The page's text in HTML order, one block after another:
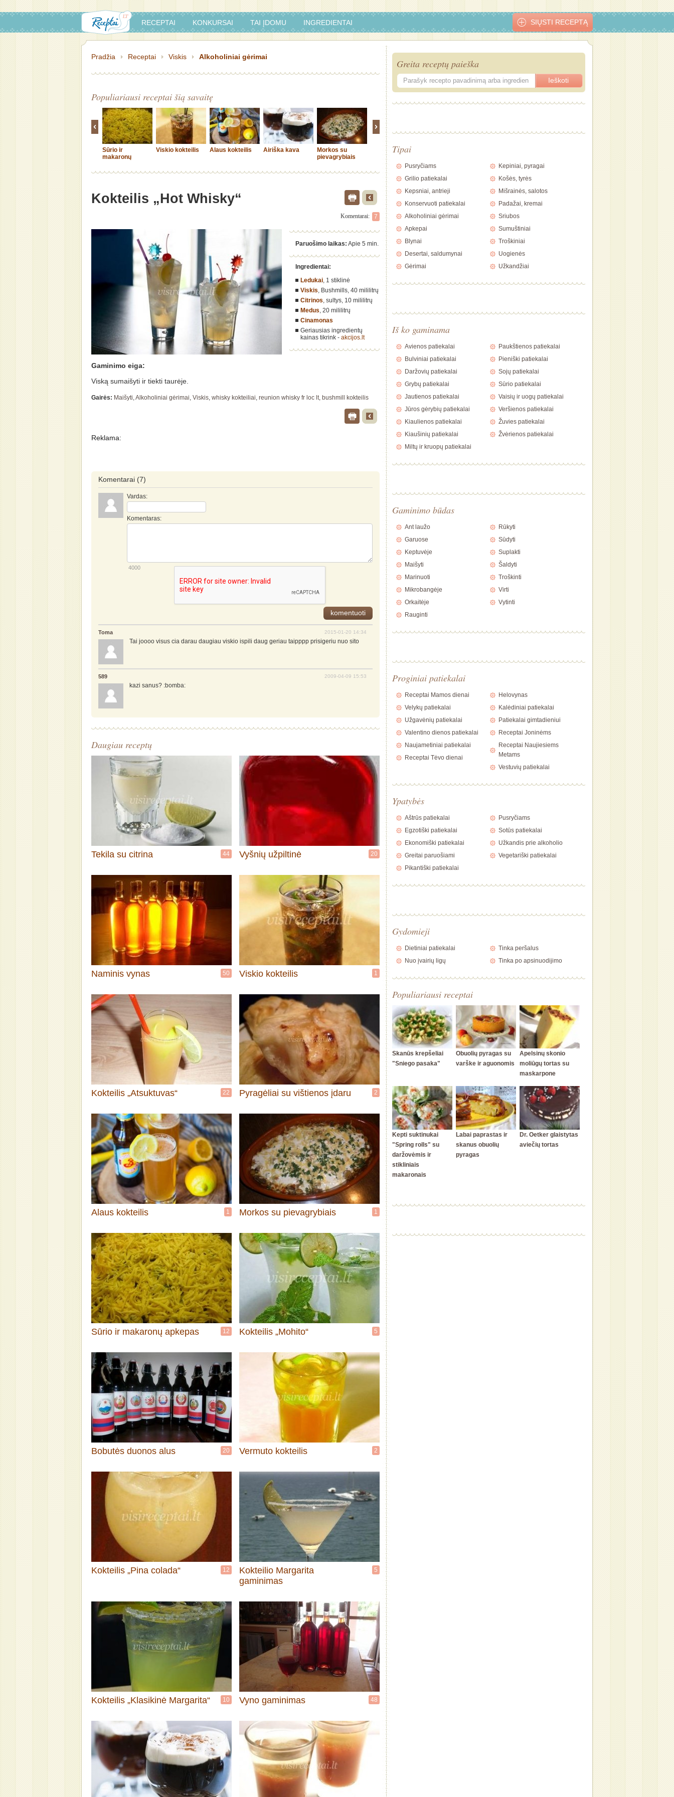
RECEPTAI KONKURSAI TAI ĮDOMU INGREDIENTAI SIŲSTI RECEPTĄ
Pradžia Receptai Viskis Alkoholiniai gėrimai
Populiariausi receptai šią savaitę
Sūrio ir
makaronų
Viskio kokteilis Alaus kokteilis Airiška kava
Morkos su
pievagrybiais
Pyragėliai su
vištienos įdaru
vyno kokteilis
Kokteilis „Hot Whisky“
Komentarai: 7
Gaminimo eiga:
Viską sumaišyti ir tiekti taurėje.
Paruošimo laikas: Apie 5 min.
Ingredientai:
Ledukai, 1 stiklinė
Viskis, Bushmills, 40 mililitrų
Citrinos, sultys, 10 mililitrų
Medus, 20 mililitrų
Cinamonas
Geriausias ingredientų
kainas tikrink - akcijos.lt
Gairės: Maišyti,Alkoholiniai gėrimai, Viskis, whisky kokteiliai, reunion whisky fr loc lt, bushmill kokteilis
Reklama:
Komentarai (7)
Vardas:
Komentaras:
4000
Toma 2015-01-20 14:34
Tai joooo visus cia darau daugiau viskio ispili daug geriau taipppp prisigeriu nuo sito
589 2009-04-09 15:53
kazi sanus? :bomba:
Daugiau receptų
Tekila su citrina 44 Vyšnių užpiltinė 20
Naminis vynas 50 Viskio kokteilis 1
Kokteilis „Atsuktuvas“ 22 Pyragėliai su vištienos įdaru 2
Alaus kokteilis 1 Morkos su pievagrybiais 1
Sūrio ir makaronų apkepas 12 Kokteilis „Mohito“ 5
Bobutės duonos alus 20 Vermuto kokteilis 2
Kokteilis „Pina colada“ 12
Kokteilio Margarita
gaminimas
5
Kokteilis „Klasikinė Margarita“ 10 Vyno gaminimas 48
Greita receptų paieška
Tipai
Pusryčiams
Grilio patiekalai
Kepsniai, antrieji
Konservuoti patiekalai
Alkoholiniai gėrimai
Apkepai
Blynai
Desertai, saldumynai
Gėrimai
Kepiniai, pyragai
Košės, tyrės
Mišrainės, salotos
Padažai, kremai
Sriubos
Sumuštiniai
Troškiniai
Uogienės
Užkandžiai
Iš ko gaminama
Avienos patiekalai
Bulviniai patiekalai
Daržovių patiekalai
Grybų patiekalai
Jautienos patiekalai
Jūros gėrybių patiekalai
Kiaulienos patiekalai
Kiaušinių patiekalai
Miltų ir kruopų patiekalai
Paukštienos patiekalai
Pieniški patiekalai
Sojų patiekalai
Sūrio patiekalai
Vaisių ir uogų patiekalai
Veršienos patiekalai
Žuvies patiekalai
Žvėrienos patiekalai
Gaminimo būdas
Ant laužo
Garuose
Keptuvėje
Maišyti
Marinuoti
Mikrobangėje
Orkaitėje
Rauginti
Rūkyti
Sūdyti
Suplakti
Šaldyti
Troškinti
Virti
Vytinti
Proginiai patiekalai
Receptai Mamos dienai
Velykų patiekalai
Užgavėnių patiekalai
Valentino dienos patiekalai
Naujametiniai patiekalai
Receptai Tėvo dienai
Helovynas
Kalėdiniai patiekalai
Patiekalai gimtadieniui
Receptai Joninėms
Receptai Naujiesiems
Metams
Vestuvių patiekalai
Ypatybės
Aštrūs patiekalai
Egzotiški patiekalai
Ekonomiški patiekalai
Greitai paruošiami
Pikantiški patiekalai
Pusryčiams
Sotūs patiekalai
Užkandis prie alkoholio
Vegetariški patiekalai
Gydomieji
Dietiniai patiekalai
Nuo įvairių ligų
Tinka peršalus
Tinka po apsinuodijimo
Populiariausi receptai
Skanūs krepšeliai
"Sniego pasaka"
Obuolių pyragas su
varške ir aguonomis
Apelsinų skonio
moliūgų tortas su
maskarpone
Kepti suktinukai
"Spring rolls" su
daržovėmis ir
stikliniais
makaronais
Labai paprastas ir
skanus obuolių
pyragas
Dr. Oetker glaistytas
aviečių tortas